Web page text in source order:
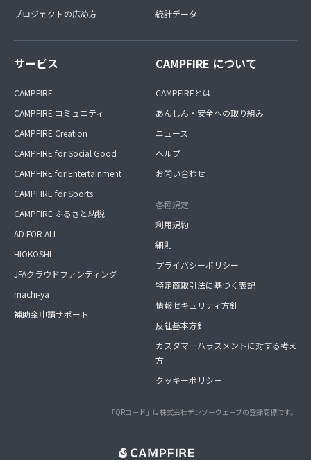
プロジェクトの広め方
統計データ
サービス
CAMPFIRE
CAMPFIRE コミュニティ
CAMPFIRE Creation
CAMPFIRE for Social Good
CAMPFIRE for Entertainment
CAMPFIRE for Sports
CAMPFIRE ふるさと納税
AD FOR ALL
HIOKOSHI
JFAクラウドファンディング
machi-ya
補助金申請サポート
CAMPFIRE について
CAMPFIREとは
あんしん・安全への取り組み
ニュース
ヘルプ
お問い合わせ
各種規定
利用規約
細則
プライバシーポリシー
特定商取引法に基づく表記
情報セキュリティ方針
反社基本方針
カスタマーハラスメントに対する考え
方
クッキーポリシー
「QRコード」は株式会社デンソーウェーブの登録商標です。